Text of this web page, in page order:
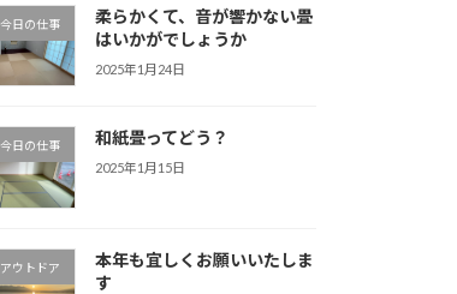
今日の仕事
柔らかくて、音が響かない畳
はいかがでしょうか
2025年1月24日
今日の仕事 和紙畳ってどう？
2025年1月15日
アウトドア
本年も宜しくお願いいたしま
す